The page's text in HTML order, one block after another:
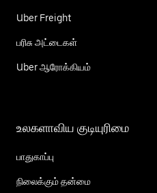
Uber Freight
பரிசு அட்டைகள்
Uber ஆரோக்கியம்
உலகளாவிய குடியுரிமை
பாதுகாப்பு
நிலைக்கும் தன்மை